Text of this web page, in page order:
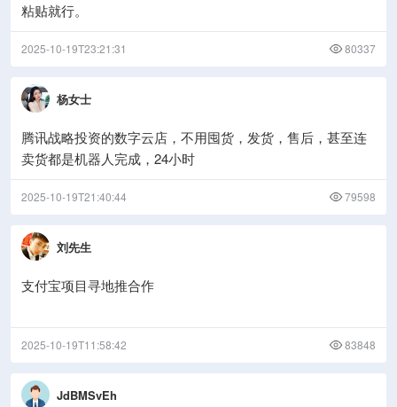
粘贴就行。
2025-10-19T23:21:31 80337
杨女士
腾讯战略投资的数字云店，不用囤货，发货，售后，甚至连
卖货都是机器人完成，24小时
2025-10-19T21:40:44 79598
刘先生
支付宝项目寻地推合作
2025-10-19T11:58:42 83848
JdBMSvEh